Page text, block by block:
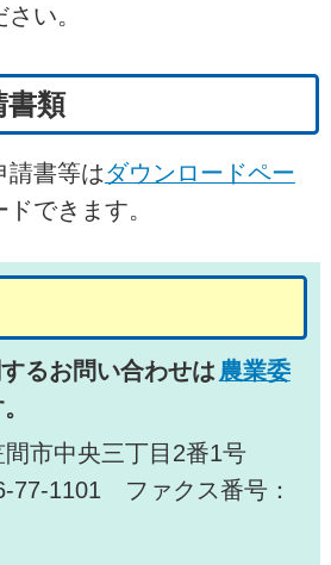
い。
書類
請書等はダウンロードペー
できます。
るお問い合わせは 農業委
市中央三丁目2番1号
77-1101 ファクス番号：